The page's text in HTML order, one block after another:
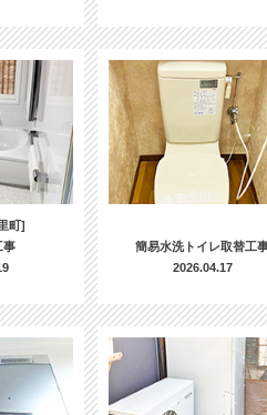
町]
事
簡易水洗トイレ取替工
2026.04.17